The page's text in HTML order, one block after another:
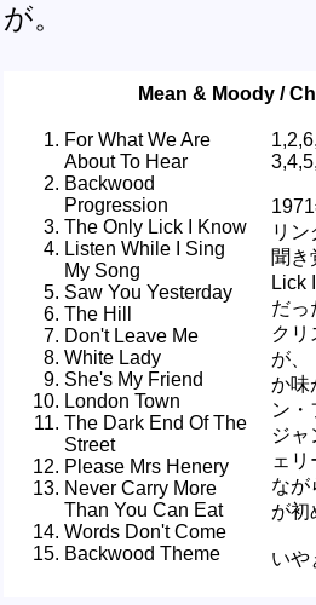
が。
Mean & Moody /
For What We Are
About To Hear
Backwood
Progression
The Only Lick I Know
Listen While I Sing
My Song
Saw You Yesterday
The Hill
Don't Leave Me
White Lady
She's My Friend
London Town
The Dark End Of The
Street
Please Mrs Henery
Never Carry More
Than You Can Eat
Words Don't Come
Backwood Theme
リ
聞き
Lick
だっ
ク
が、
か味
ン
ジ
ェ
なが
が初
いや